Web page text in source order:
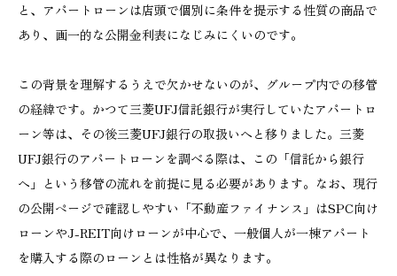
と、アパートローンは店頭で個別に条件を提示する性質の商品で
あり、画一的な公開金利表になじみにくいのです。
この背景を理解するうえで欠かせないのが、グループ内での移管
の経緯です。かつて三菱UFJ信託銀行が実行していたアパートロ
ーン等は、その後三菱UFJ銀行の取扱いへと移りました。三菱
UFJ銀行のアパートローンを調べる際は、この「信託から銀行
へ」という移管の流れを前提に見る必要があります。なお、現行
の公開ページで確認しやすい「不動産ファイナンス」はSPC向け
ローンやJ-REIT向けローンが中心で、一般個人が一棟アパート
を購入する際のローンとは性格が異なります。